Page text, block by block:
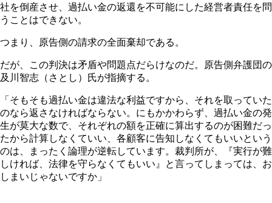
社を倒産させ、過払い金の返還を不可能にした経営者責任を問
うことはできない。
つまり、原告側の請求の全面棄却である。
だが、この判決は矛盾や問題点だらけなのだ。原告側弁護団の
及川智志（さとし）氏が指摘する。
「そもそも過払い金は違法な利益ですから、それを取っていた
のなら返さなければならない。にもかかわらず、過払い金の発
生が莫大な数で、それぞれの額を正確に算出するのが困難だっ
たから計算しなくていい、各顧客に告知しなくてもいいという
のは、まったく論理が逆転しています。裁判所が、『実行が難
しければ、法律を守らなくてもいい』と言ってしまっては、お
しまいじゃないですか」